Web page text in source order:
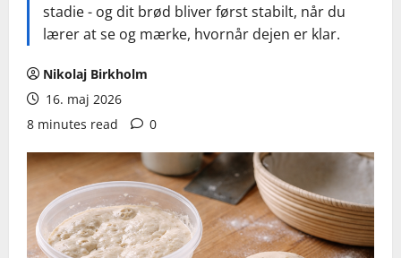
stadie - og dit brød bliver først stabilt, når du
lærer at se og mærke, hvornår dejen er klar.
Nikolaj Birkholm
16. maj 2026
8 minutes read
0